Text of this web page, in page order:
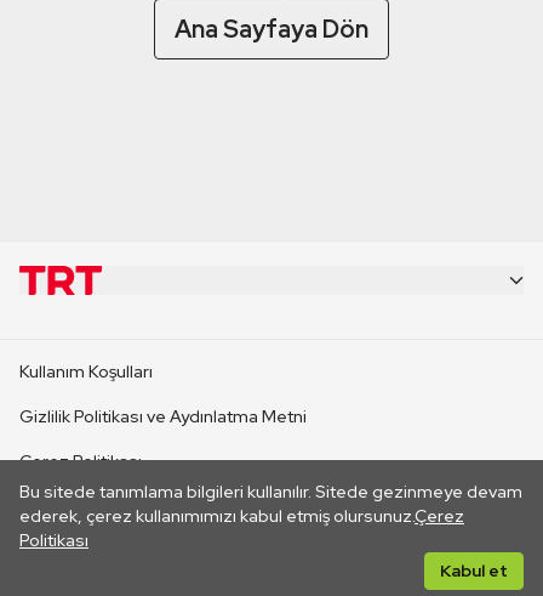
Ana Sayfaya Dön
Bu sitede tanımlama bilgileri kullanılır. Sitede gezinmeye devam
ederek, çerez kullanımımızı kabul etmiş olursunuz.Çerez
Politikası
Kabul et
CANLI YAYINLAR
Kullanım Koşulları
Gizlilik Politikası ve Aydınlatma Metni
Çerez Politikası
İletişim
Her hakkı saklıdır. ©2026 TRT. Bağlantı yoluyla gidilen dış